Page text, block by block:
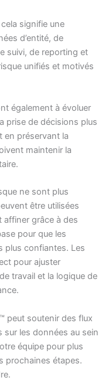
signifie une
d’entité, de
suivi, de reporting et
unifiés et motivés
également à évoluer
prise de décisions plus
en préservant la
maintenir la
ne sont plus
être utilisées
grâce à des
pour que les
plus confiantes. Les
pour ajuster
travail et la logique de
peut soutenir des flux
les données au sein
équipe pour plus
prochaines étapes.